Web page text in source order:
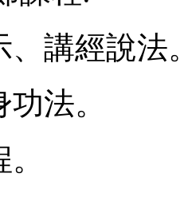
、講經說法
法。